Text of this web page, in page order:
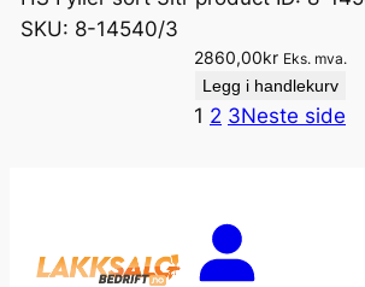
SKU: 8-14540/3
2860,00kr Eks. mva.
Legg i handlekurv
1 2 3Neste side